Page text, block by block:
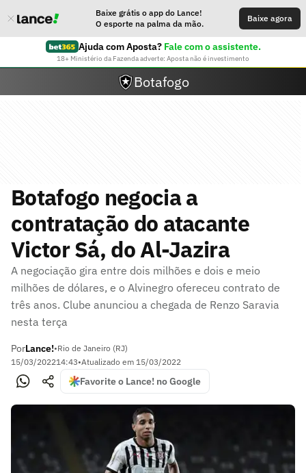
Baixe grátis o app do Lance!
O esporte na palma da mão.
Baixe agora
Ajuda com Aposta? Fale com o assistente.
18+ Ministério da Fazenda adverte: Aposta não é investimento
Botafogo
Botafogo negocia a
contratação do atacante
Victor Sá, do Al-Jazira
A negociação gira entre dois milhões e dois e meio
milhões de dólares, e o Alvinegro ofereceu contrato de
três anos. Clube anunciou a chegada de Renzo Saravia
nesta terça
PorLance!•Rio de Janeiro (RJ)
15/03/202214:43•Atualizado em 15/03/2022
Favorite o Lance! no Google